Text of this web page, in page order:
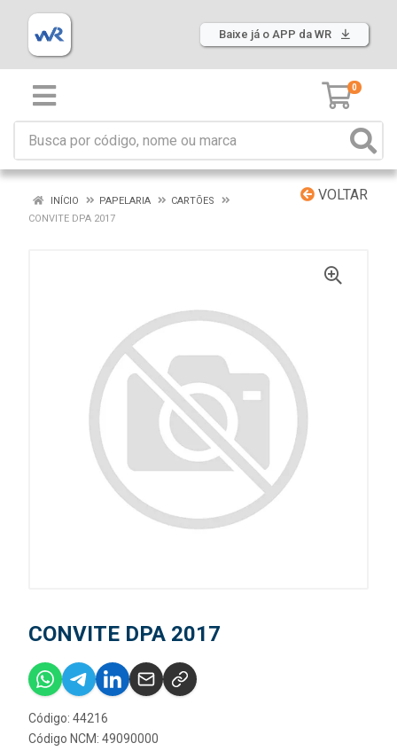
Baixe já o APP da WR
0
VOLTAR
INÍCIO PAPELARIA
CARTÕES
CONVITE DPA 2017
CONVITE DPA 2017
Código: 44216
Código NCM: 49090000